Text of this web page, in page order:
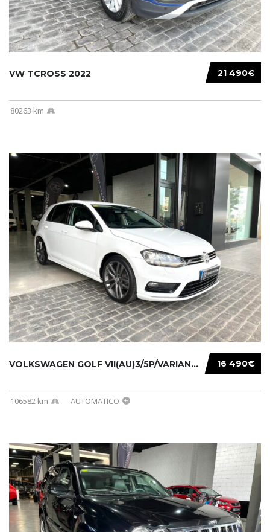
21 490€
VW TCROSS 2022
80263 km
16 490€
VOLKSWAGEN GOLF VII(AU)3/5P/VARIANT(12-16 20...
106582 km AUTOMATICO